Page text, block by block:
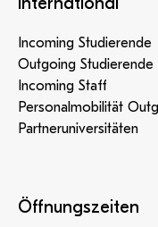
Incoming Studierende
Outgoing Studierende
Incoming Staff
Personalmobilität
Partneruniversitäten
Öffnungszeiten